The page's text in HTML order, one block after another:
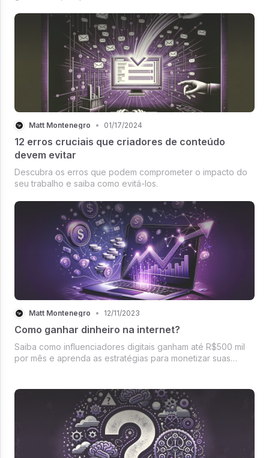
Matt Montenegro • 01/17/2024
12 erros cruciais que criadores de conteúdo
devem evitar
Descubra os erros que podem comprometer o impacto do
seu trabalho e saiba como evitá-los.
Matt Montenegro • 12/11/2023
Como ganhar dinheiro na internet?
Saiba como influenciadores digitais ganham até R$500 mil
por mês e aprenda as estratégias para monetizar suas